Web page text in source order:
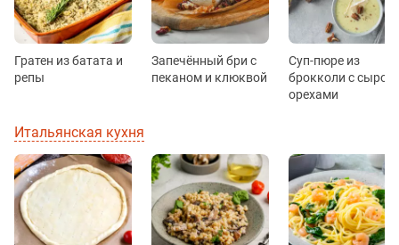
Гратен из батата и
репы
Запечённый бри с
пеканом и клюквой
Суп-пюре из
брокколи с сыром
орехами
Итальянская кухня